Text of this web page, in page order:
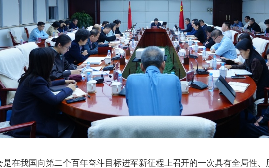
在我国向第二个百年奋斗目标进军新征程上召开的一次具有全局性